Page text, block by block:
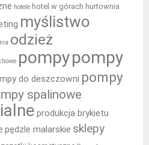
hotele hotel w górach hurtownia
myślistwo
odzież
pompypompy
do deszczowni pompy
spalinowe
produkcja brykietu
pędzle malarskie sklepy